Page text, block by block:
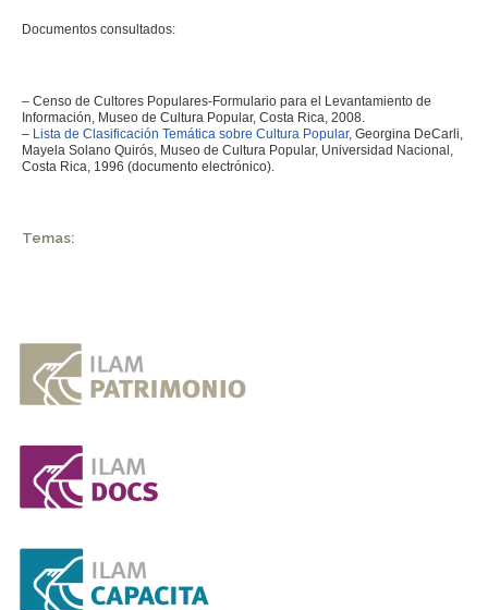
Documentos consultados:
– Censo de Cultores Populares-Formulario para el Levantamiento de
Información, Museo de Cultura Popular, Costa Rica, 2008.
– Lista de Clasificación Temática sobre Cultura Popular, Georgina DeCarli,
Mayela Solano Quirós, Museo de Cultura Popular, Universidad Nacional,
Costa Rica, 1996 (documento electrónico).
Temas: